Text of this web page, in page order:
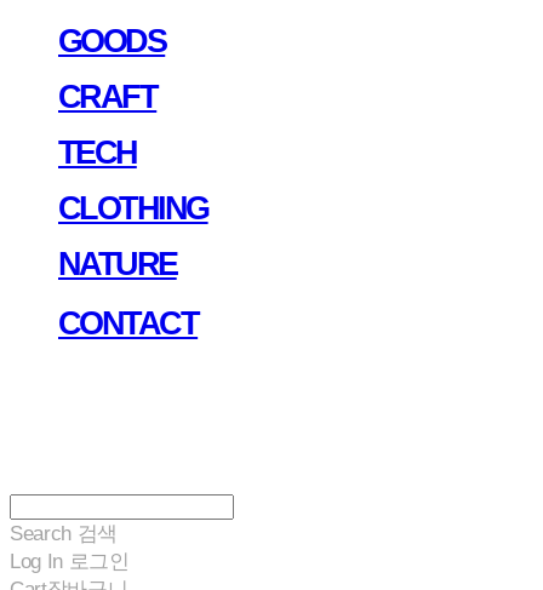
GOODS
CRAFT
TECH
CLOTHING
NATURE
CONTACT
Search 검색
Log In 로그인